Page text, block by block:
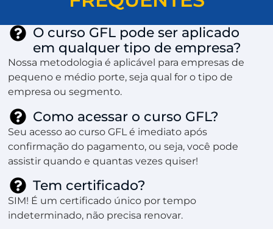
O curso GFL pode ser aplicado
em qualquer tipo de empresa?
Nossa metodologia é aplicável para empresas de
pequeno e médio porte, seja qual for o tipo de
empresa ou segmento.
Como acessar o curso GFL?
Seu acesso ao curso GFL é imediato após
confirmação do pagamento, ou seja, você pode
assistir quando e quantas vezes quiser!
Tem certificado?
SIM! É um certificado único por tempo
indeterminado, não precisa renovar.